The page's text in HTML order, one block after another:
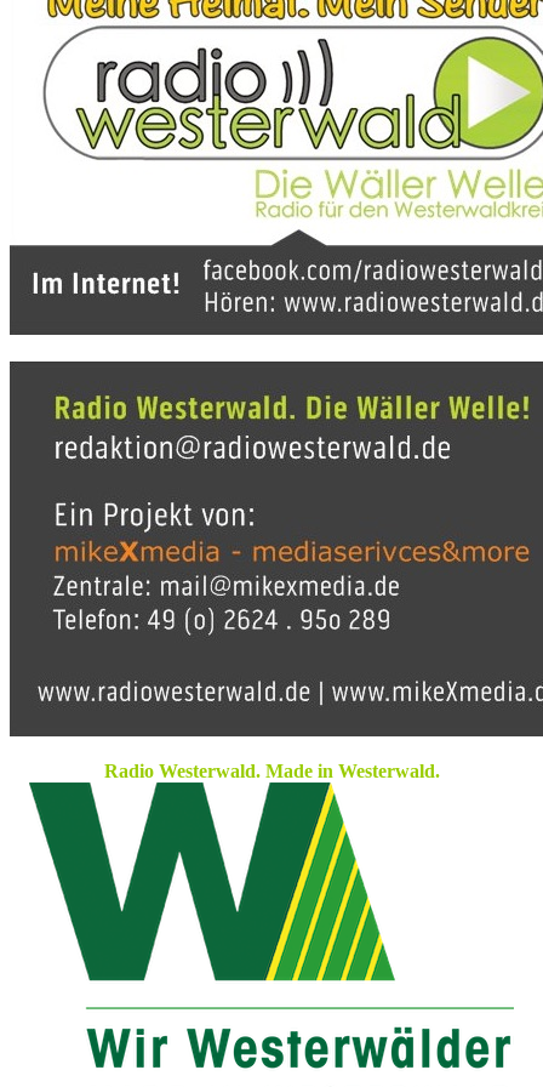
Radio Westerwald. Made in Westerwald.